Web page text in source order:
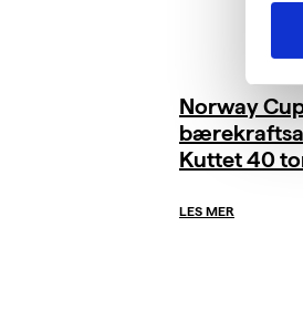
Norway
Kuttet 40
LES MER